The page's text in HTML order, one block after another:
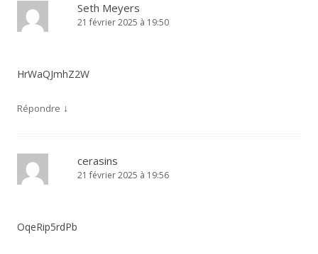
Seth Meyers
21 février 2025 à 19:50
HrWaQJmhZ2W
Répondre ↓
cerasins
21 février 2025 à 19:56
OqeRip5rdPb